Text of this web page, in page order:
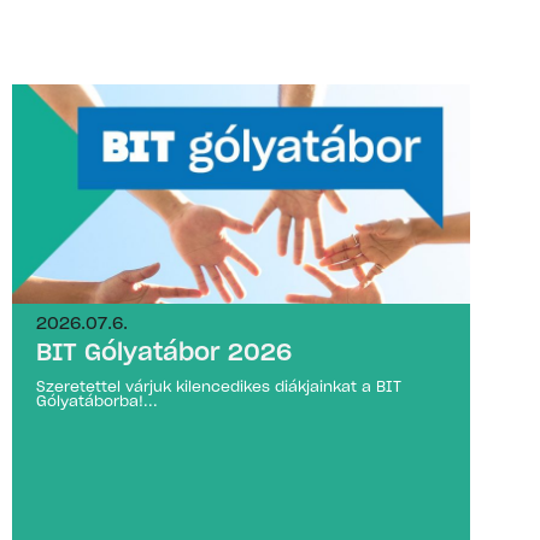
2026.07.6.
BIT Gólyatábor 2026
Szeretettel várjuk kilencedikes diákjainkat a BIT
Gólyatáborba!...